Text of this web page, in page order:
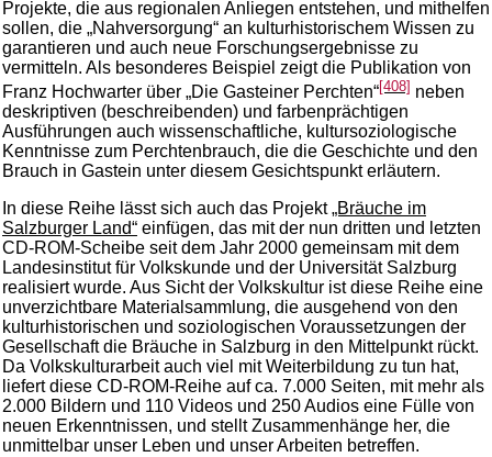
Projekte, die aus regionalen Anliegen entstehen, und mithelfen
sollen, die „Nahversorgung“ an kulturhistorischem Wissen zu
garantieren und auch neue Forschungsergebnisse zu
vermitteln. Als besonderes Beispiel zeigt die Publikation von
Franz Hochwarter über „Die Gasteiner Perchten“[408] neben
deskriptiven (beschreibenden) und farbenprächtigen
Ausführungen auch wissenschaftliche, kultursoziologische
Kenntnisse zum Perchtenbrauch, die die Geschichte und den
Brauch in Gastein unter diesem Gesichtspunkt erläutern.
In diese Reihe lässt sich auch das Projekt„Bräuche im
Salzburger Land“ einfügen, das mit der nun dritten und letzten
CD-ROM-Scheibe seit dem Jahr 2000 gemeinsam mit dem
Landesinstitut für Volkskunde und der Universität Salzburg
realisiert wurde. Aus Sicht der Volkskultur ist diese Reihe eine
unverzichtbare Materialsammlung, die ausgehend von den
kulturhistorischen und soziologischen Voraussetzungen der
Gesellschaft die Bräuche in Salzburg in den Mittelpunkt rückt.
Da Volkskulturarbeit auch viel mit Weiterbildung zu tun hat,
liefert diese CD-ROM-Reihe auf ca. 7.000 Seiten, mit mehr als
2.000 Bildern und 110 Videos und 250 Audios eine Fülle von
neuen Erkenntnissen, und stellt Zusammenhänge her, die
unmittelbar unser Leben und unser Arbeiten betreffen.